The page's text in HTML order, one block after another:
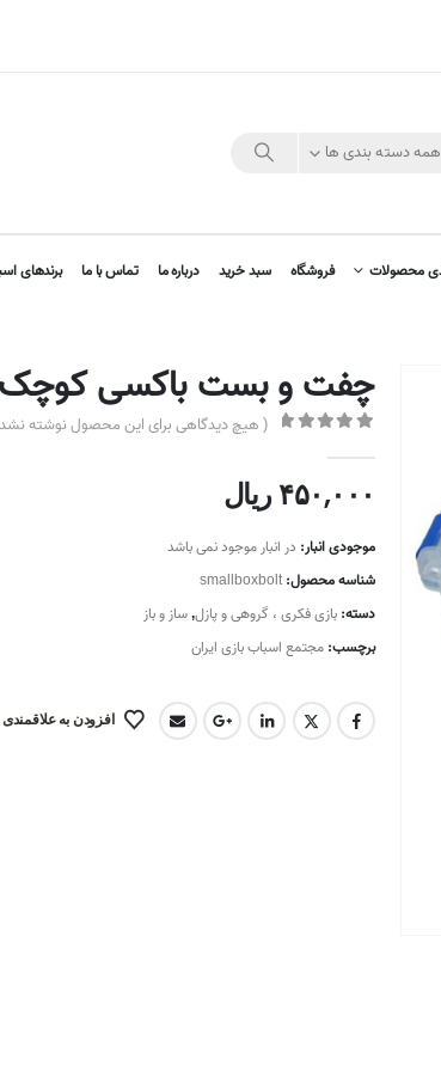
همه دسته بندی ها
محصولات فروشگاه سبد خرید درباره ما تماس با ما برندهای
چفت و بست باکسی
( هیچ دیدگاهی برای این محصول نوشته
۴۵۰,۰۰۰ریال
موجودی انبار: در انبار موجود نمی باشد
شناسه محصول:smallboxbolt
دسته: بازی فکری ، گروهی و پازل,ساز و باز
برچسب: مجتمع اسباب بازی ایران
افزودن به علاقمندی